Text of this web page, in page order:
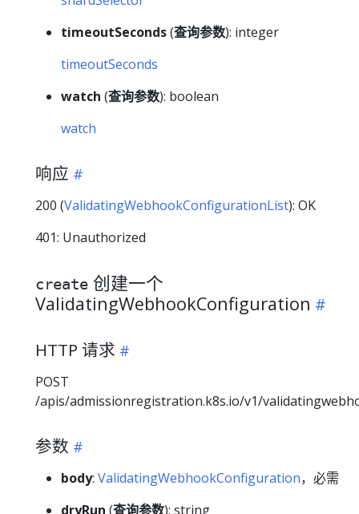
timeoutSeconds(查询参数): integer
timeoutSeconds
watch (查询参数): boolean
watch
响应
200 (ValidatingWebhookConfigurationList): OK
401: Unauthorized
create 创建一个
ValidatingWebhookConfiguration
HTTP 请求
POST
/apis/admissionregistration.k8s.io/v1/
参数
body: ValidatingWebhookConfiguration，必需
dryRun (查询参数): string